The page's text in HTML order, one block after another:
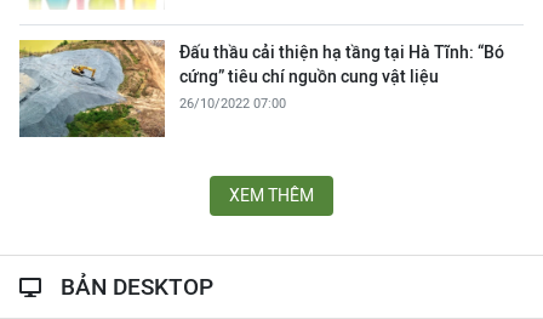
Đấu thầu cải thiện hạ tầng tại Hà Tĩnh: “Bó
cứng” tiêu chí nguồn cung vật liệu
26/10/2022 07:00
XEM THÊM
BẢN DESKTOP